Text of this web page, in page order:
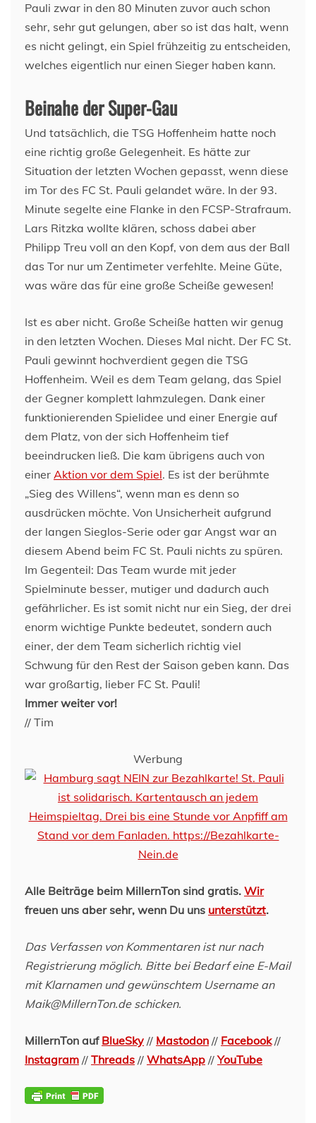
Pauli zwar in den 80 Minuten zuvor auch schon
sehr, sehr gut gelungen, aber so ist das halt, wenn
es nicht gelingt, ein Spiel frühzeitig zu entscheiden,
welches eigentlich nur einen Sieger haben kann.
Beinahe der Super-Gau
Und tatsächlich, die TSG Hoffenheim hatte noch
eine richtig große Gelegenheit. Es hätte zur
Situation der letzten Wochen gepasst, wenn diese
im Tor des FC St. Pauli gelandet wäre. In der 93.
Minute segelte eine Flanke in den FCSP-Strafraum.
Lars Ritzka wollte klären, schoss dabei aber
Philipp Treu voll an den Kopf, von dem aus der Ball
das Tor nur um Zentimeter verfehlte. Meine Güte,
was wäre das für eine große Scheiße gewesen!
Ist es aber nicht. Große Scheiße hatten wir genug
in den letzten Wochen. Dieses Mal nicht. Der FC St.
Pauli gewinnt hochverdient gegen die TSG
Hoffenheim. Weil es dem Team gelang, das Spiel
der Gegner komplett lahmzulegen. Dank einer
funktionierenden Spielidee und einer Energie auf
dem Platz, von der sich Hoffenheim tief
beeindrucken ließ. Die kam übrigens auch von
einer Aktion vor dem Spiel. Es ist der berühmte
„Sieg des Willens“, wenn man es denn so
ausdrücken möchte. Von Unsicherheit aufgrund
der langen Sieglos-Serie oder gar Angst war an
diesem Abend beim FC St. Pauli nichts zu spüren.
Im Gegenteil: Das Team wurde mit jeder
Spielminute besser, mutiger und dadurch auch
gefährlicher. Es ist somit nicht nur ein Sieg, der drei
enorm wichtige Punkte bedeutet, sondern auch
einer, der dem Team sicherlich richtig viel
Schwung für den Rest der Saison geben kann. Das
war großartig, lieber FC St. Pauli!
Immer weiter vor!
// Tim
Werbung
Alle Beiträge beim MillernTon sind gratis. Wir
freuen uns aber sehr, wenn Du uns unterstützt.
Das Verfassen von Kommentaren ist nur nach
Registrierung möglich. Bitte bei Bedarf eine E-Mail
mit Klarnamen und gewünschtem Username an
Maik@MillernTon.de schicken.
MillernTon auf BlueSky // Mastodon // Facebook//
Instagram // Threads // WhatsApp //YouTube